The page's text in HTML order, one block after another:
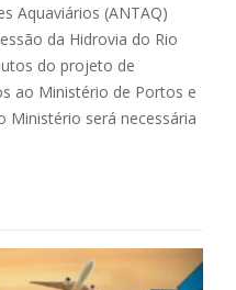
Aquaviários (ANTAQ)
da Hidrovia do Rio
do projeto de
ao Ministério de Portos e
Ministério será necessária